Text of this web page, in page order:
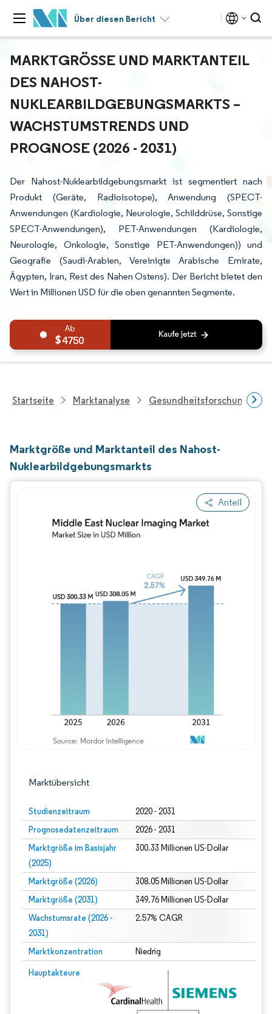
Über diesen Bericht
MARKTGRÖSSE UND MARKTANTEIL D
ES NAHOST-N
UKLEARBILDGEBUNGSMARKTS – W
ACHSTUMSTRENDS UND P
ROGNOSE (2026 - 2031)
Der Nahost-Nuklearbildgebungsmarkt ist segmentiert nach
Produkt (Geräte, Radioisotope), Anwendung (SPECT-
Anwendungen (Kardiologie, Neurologie, Schilddrüse, Sonstige
SPECT-Anwendungen), PET-Anwendungen (Kardiologie,
Neurologie, Onkologie, Sonstige PET-Anwendungen)) und
Geografie (Saudi-Arabien, Vereinigte Arabische Emirate,
Ägypten, Iran, Rest des Nahen Ostens). Der Bericht bietet den
Wert in Millionen USD für die oben genannten Segmente.
4750
Startseite Marktanalyse Gesundheitsforschung
Marktgröße und Marktanteil des Nahost-
Nuklearbildgebungsmarkts
Anteil
Marktübersicht
Studienzeitraum 2020 - 2031
Prognosedatenzeitraum 2026 - 2031
Marktgröße im Basisjahr
(2025)
300.33 Millionen US-Dollar
Marktgröße (2026) 308.05 Millionen US-Dollar
Marktgröße (2031) 349.76 Millionen US-Dollar
Wachstumsrate (2026 -
2031)
2.57% CAGR
Marktkonzentration Niedrig
Hauptakteure
Bild © Mordor Intelligence. Wiederverwendung erfordert Namensnennung